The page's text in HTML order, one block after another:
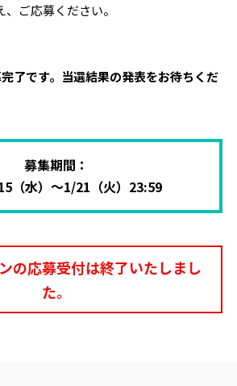
、ご応募ください。
了です。当選結果の発表をお待ちくだ
募集期間：
（水）～1/21（火）23:59
の応募受付は終了いたしまし
た。